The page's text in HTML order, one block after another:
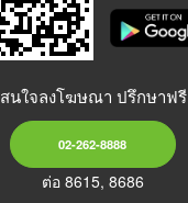
สนใจลงโฆษณา ปรึกษาฟรี
02-262-8888
ต่อ 8615, 8686